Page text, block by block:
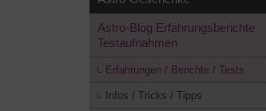
Astro-Blog Erfahrungsberichte
Testaufnahmen
Erfahrungen / Berichte / Tests
Infos / Tricks / Tipps